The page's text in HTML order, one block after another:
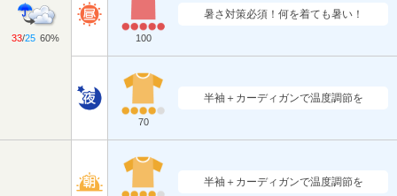
33/25 60% 100
暑さ対策必須！何を着ても暑い！
70
半袖＋カーディガンで温度調節を
半袖＋カーディガンで温度調節を